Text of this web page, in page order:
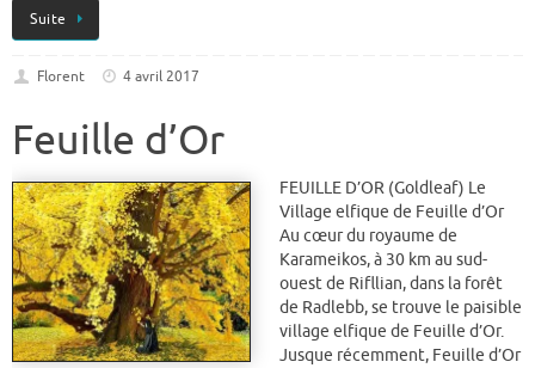
Suite
Florent 4 avril 2017
Feuille d’Or
FEUILLE D’OR (Goldleaf) Le
Village elfique de Feuille d’Or
Au cœur du royaume de
Karameikos, à 30 km au sud-
ouest de Rifllian, dans la forêt
de Radlebb, se trouve le paisible
village elfique de Feuille d’Or.
Jusque récemment, Feuille d’Or